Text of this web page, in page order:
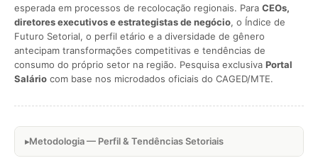
esperada em processos de recolocação regionais. Para CEOs,
diretores executivos e estrategistas de negócio, o Índice de
Futuro Setorial, o perfil etário e a diversidade de gênero
antecipam transformações competitivas e tendências de
consumo do próprio setor na região. Pesquisa exclusiva Portal
Salário com base nos microdados oficiais do CAGED/MTE.
Metodologia — Perfil & Tendências Setoriais